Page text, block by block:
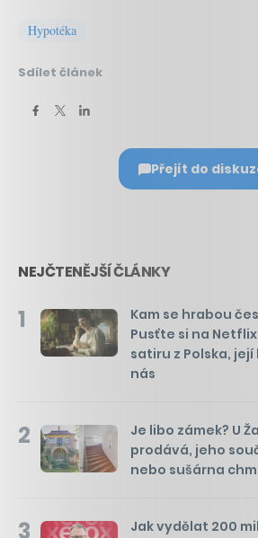
Hypotéka
Sdílet článek
Přejít do
NEJČTENĚJŠÍ ČLÁNKY
1
Kam se hrabou
Pusťte si na
satiru z Polska,
nás
2
Je libo zámek? U
prodává, jeho
nebo sušárna
3
Jak vydělat 200